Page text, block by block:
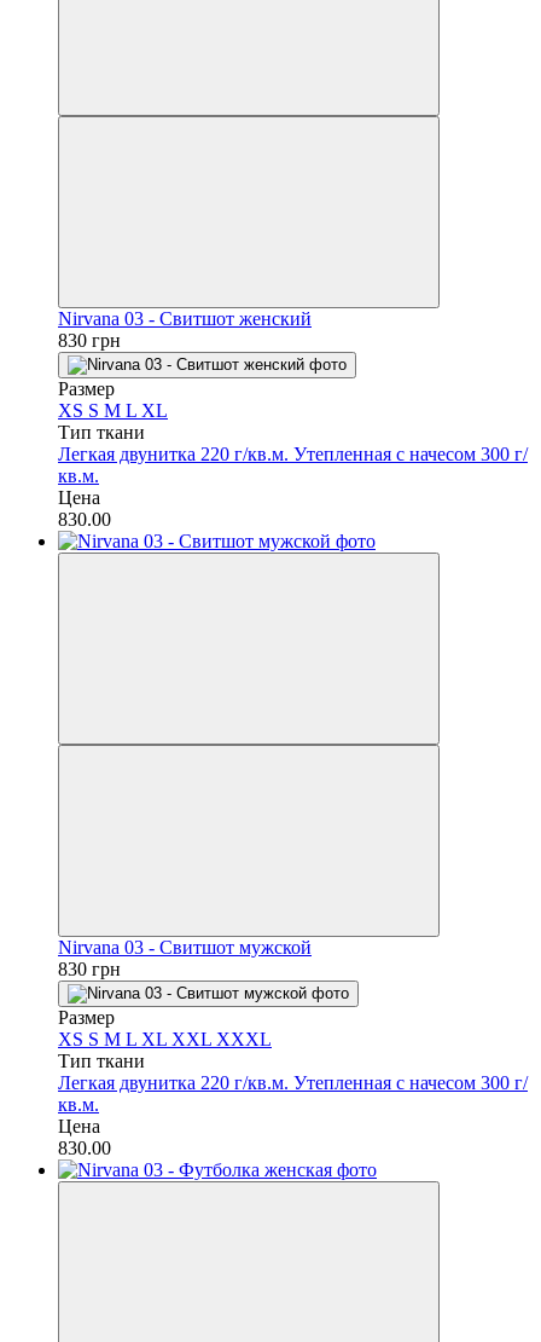
Nirvana 03 - Свитшот женский
830 грн
Размер
XS S M L XL
Тип ткани
Легкая двунитка 220 г/кв.м. Утепленная с начесом 300 г/
кв.м.
Цена
830.00
Nirvana 03 - Свитшот мужской
830 грн
Размер
XS S M L XL XXL XXXL
Тип ткани
Легкая двунитка 220 г/кв.м. Утепленная с начесом 300 г/
кв.м.
Цена
830.00